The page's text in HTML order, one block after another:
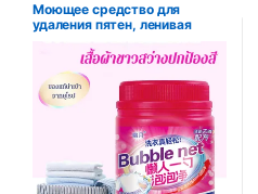
Моющее средство для
удаления пятен, ленивая
средство для стирки,
отбеливание обуви и одежды
для удаления пятен желтой
цвілі цвета